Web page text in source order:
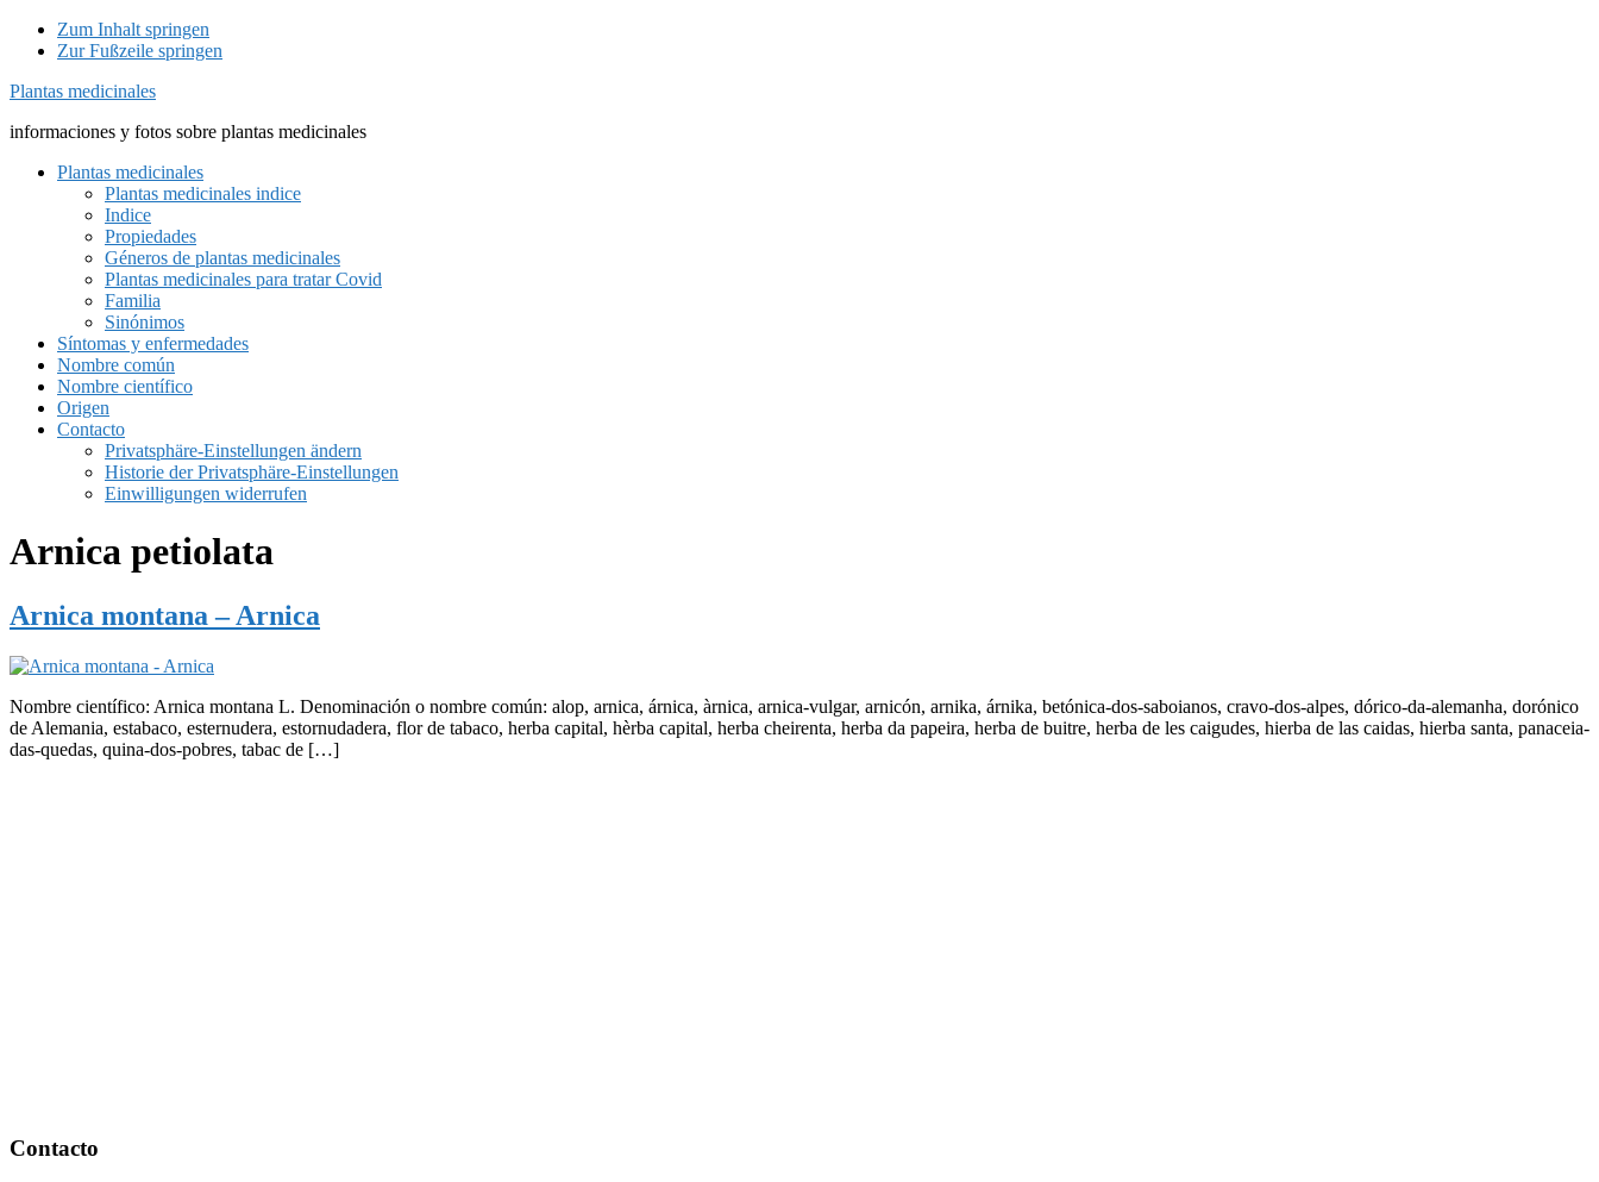
Zum Inhalt springen
Zur Fußzeile springen
Plantas medicinales
informaciones y fotos sobre plantas medicinales
Plantas medicinales
Plantas medicinales indice
Indice
Propiedades
Géneros de plantas medicinales
Plantas medicinales para tratar Covid
Familia
Sinónimos
Síntomas y enfermedades
Nombre común
Nombre científico
Origen
Contacto
Privatsphäre-Einstellungen ändern
Historie der Privatsphäre-Einstellungen
Einwilligungen widerrufen
Arnica petiolata
Arnica montana – Arnica
Nombre científico: Arnica montana L. Denominación o nombre común: alop, arnica, árnica, àrnica, arnica-vulgar, arnicón, arnika, árnika, betónica-dos-saboianos, cravo-dos-alpes, dórico-da-alemanha, dorónico
de Alemania, estabaco, esternudera, estornudadera, flor de tabaco, herba capital, hèrba capital, herba cheirenta, herba da papeira, herba de buitre, herba de les caigudes, hierba de las caidas, hierba santa, panaceia-
das-quedas, quina-dos-pobres, tabac de […]
Footer
Contacto